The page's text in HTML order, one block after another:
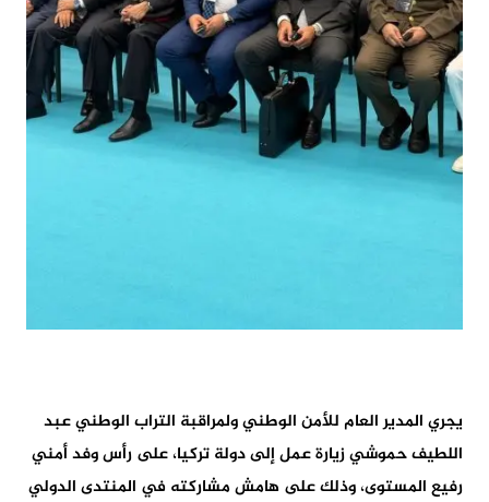
يجري المدير العام للأمن الوطني ولمراقبة التراب الوطني عبد
اللطيف حموشي زيارة عمل إلى دولة تركيا، على رأس وفد أمني
رفيع المستوى، وذلك على هامش مشاركته في المنتدى الدولي